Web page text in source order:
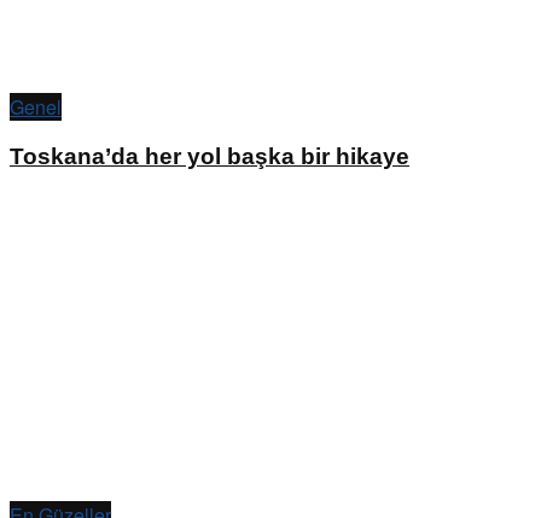
Genel
Toskana’da her yol başka bir hikaye